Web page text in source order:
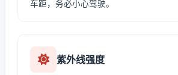
车距，务必小心驾驶。
紫外线强度